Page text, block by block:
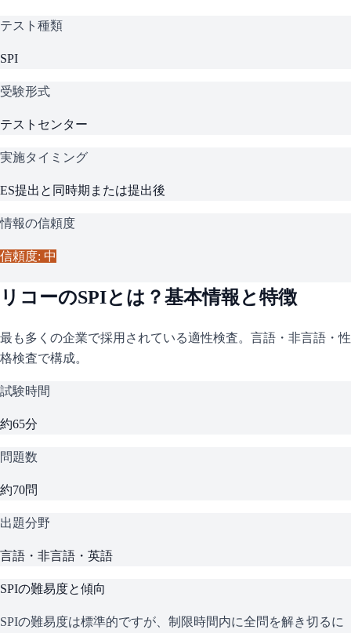
テスト種類
SPI
受験形式
テストセンター
実施タイミング
ES提出と同時期または提出後
情報の信頼度
信頼度: 中
リコーのSPIとは？基本情報と特徴
最も多くの企業で採用されている適性検査。言語・非言語・性
格検査で構成。
試験時間
約65分
問題数
約70問
出題分野
言語・非言語・英語
SPIの難易度と傾向
SPIの難易度は標準的ですが、制限時間内に全問を解き切るに